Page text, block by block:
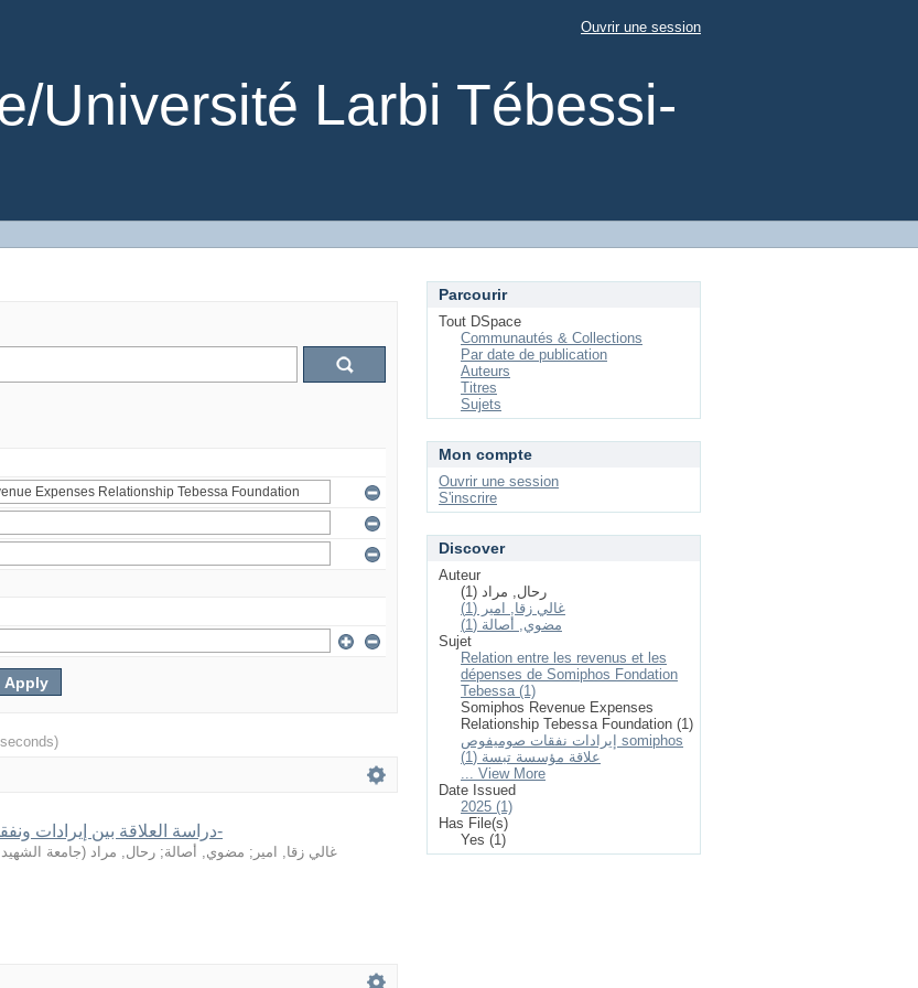
Université Larbi Tébessi-
Ouvrir une session
دراسة العلاقة بين إيرادات ونفقات مؤسسة صوميفوص-تبسة-
غالي زقا, امير ; مضوي, أصالة; رحال, مراد (جامعة
Parcourir
Tout DSpace
Communautés & Collections
Par date de publication
Auteurs
Titres
Sujets
Mon compte
Ouvrir une session
S'inscrire
Discover
Auteur
رحال, مراد (1)
غالي زقا, امير (1)
مضوي, أصالة (1)
Sujet
Relation entre les revenus et les
dépenses de Somiphos Fondation
Tebessa (1)
Somiphos Revenue Expenses
Relationship Tebessa Foundation (1)
إيرادات نفقات صوميفوص somiphos
علاقة مؤسسة تبسة (1)
... View More
Date Issued
2025 (1)
Has File(s)
Yes (1)